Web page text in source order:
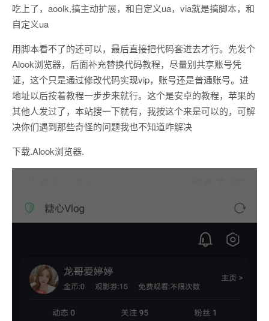
吃上了，aoolk,搞主动扩展，和自定义ua，via就是搞脚本，和
自定义ua
用脚本看不了的还可以，最后直接把代码套进去才行。先发个
Alook浏览器，后面补充替换代码教程，尽量别共享账号凭
证，这个只是通过修改代码实现vip，账号还是普通账号。进
地址以后按着教程一步步来就行。这个是安卓的教程，苹果的
其他人发过了，本站搜一下就有，我按这个来是可以的，可解
决你们遇到那些奇怪的问题我也不知道咋解决
下载.Alook浏览器.